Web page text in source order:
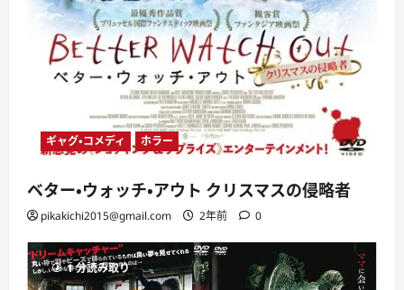
ギャグ・コメディ ホラー
ベター・ウォッチ・アウト クリスマスの侵略者
pikakichi2015@gmail.com 2年前 0
1 分読み取り